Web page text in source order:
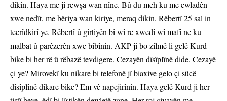
dikin. Haya me ji rewşa wan nîne. Bû du meh ku me ewladên
xwe nedît, me bêriya wan kiriye, meraq dikin. Rêbertî 25 sal in
tecrîdkirî ye. Rêbertî û girtiyên bi wî re xwedî wî mafî ne ku
malbat û parêzerên xwe bibînin. AKP ji bo zilmê li gelê Kurd
bike bi her rê û rêbazê tevdigere. Cezayên dîsîplînê dide. Cezayê
çi ye? Mirovekî ku nikare bi telefonê jî biaxive gelo çi sûcê
dîsîplînê dikare bike? Em vê napejirînin. Haya gelê Kurd ji her